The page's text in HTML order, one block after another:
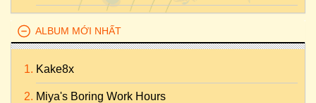
ALBUM MỚI NHẤT
Kake8x
Miya's Boring Work Hours